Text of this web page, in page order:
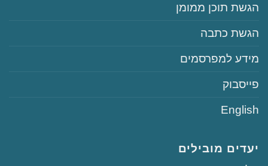
‏הגשת תוכן ממומן
‏הגשת כתבה
‏‏מידע למפרסמים
‏פייסבוק
English
יעדים מובילים